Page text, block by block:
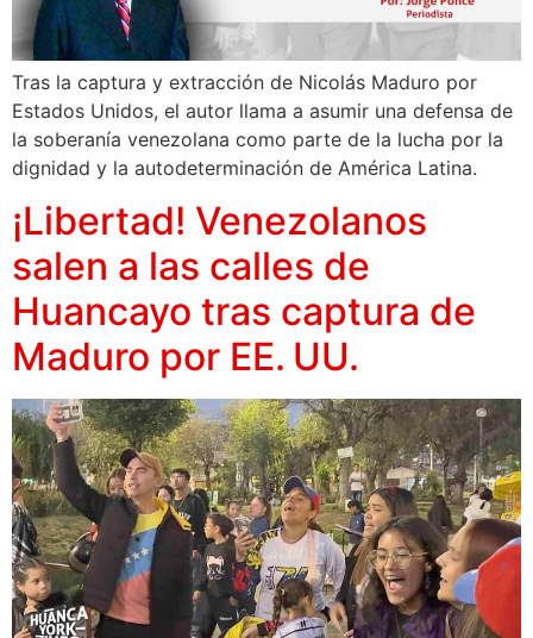
Tras la captura y extracción de Nicolás Maduro por
Estados Unidos, el autor llama a asumir una defensa de
la soberanía venezolana como parte de la lucha por la
dignidad y la autodeterminación de América Latina.
¡Libertad! Venezolanos
salen a las calles de
Huancayo tras captura de
Maduro por EE. UU.